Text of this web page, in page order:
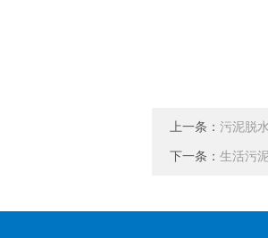
上一条： 污泥脱
下一条： 生活污